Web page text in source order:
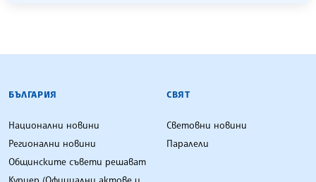
БЪЛГАРСКА ТЕЛЕГРАФНА АГЕНЦИЯ
БЪЛГАРИЯ
Национални новини
Регионални новини
Общинските съвети решават
Куриер (Официални актове и
СВЯТ
Световни новини
Паралели